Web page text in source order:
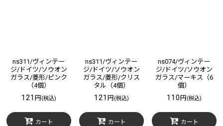
ns311/ヴィンテー
ジ/ドイツ/ソウオン
ガラス/菱形/ピンク
（4個）
121 円 (税込)
カート
ns311/ヴィンテー
ジ/ドイツ/ソウオン
ガラス/菱形/クリス
タル（4個）
121 円 (税込)
カート
ns074/ヴィンテー
ジ/ドイツ/ソウオン
ガラス/マーキス（6
個）
110 円 (税込)
カート